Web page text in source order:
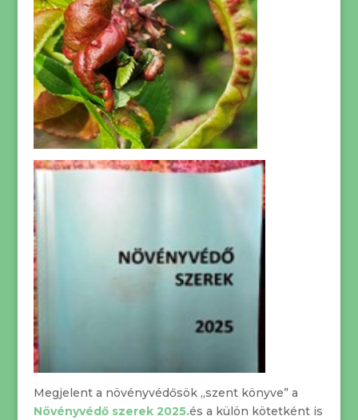
Megjelent a növényvédősök „szent könyve” a
Növényvédő szerek 2025.és a külön kötetként is